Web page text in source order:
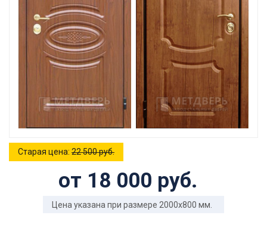
Старая цена: 22 500 руб.
от 18 000 руб.
Цена указана при размере 2000x800 мм.